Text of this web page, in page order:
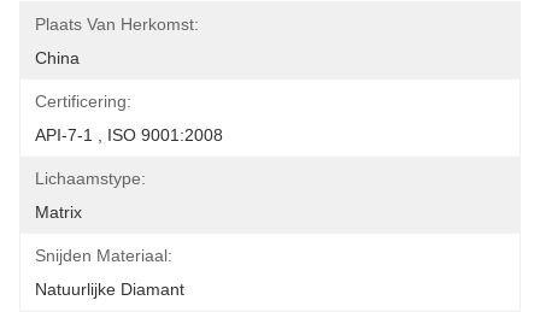
Plaats Van Herkomst:
China
Certificering:
API-7-1 , ISO 9001:2008
Lichaamstype:
Matrix
Snijden Materiaal:
Natuurlijke Diamant